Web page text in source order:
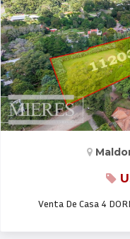
Venta De Casa 4